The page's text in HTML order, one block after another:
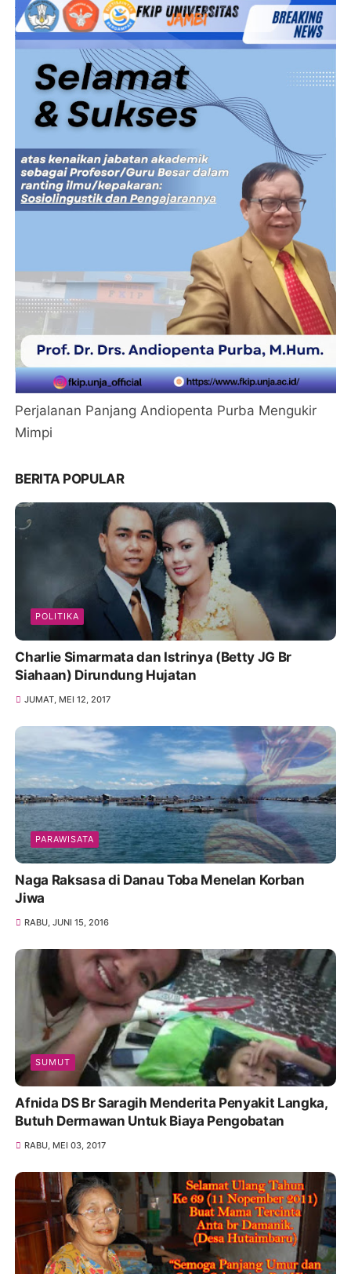
Perjalanan Panjang Andiopenta Purba Mengukir
Mimpi
BERITA POPULAR
POLITIKA
Charlie Simarmata dan Istrinya (Betty JG Br
Siahaan) Dirundung Hujatan
JUMAT, MEI 12, 2017
PARAWISATA
Naga Raksasa di Danau Toba Menelan Korban
Jiwa
RABU, JUNI 15, 2016
SUMUT
Afnida DS Br Saragih Menderita Penyakit Langka,
Butuh Dermawan Untuk Biaya Pengobatan
RABU, MEI 03, 2017